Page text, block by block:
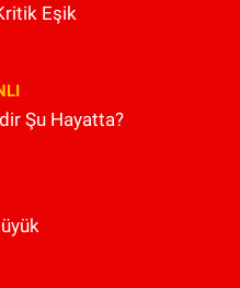
Eşik
Şu Hayatta?